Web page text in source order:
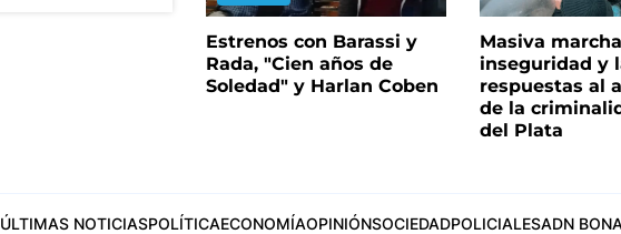
Estrenos con Barassi y
Rada, "Cien años de
Soledad" y Harlan Coben
Masiva
inseguridad y
respuestas al
de la
del Plata
ÚLTIMAS NOTICIASPOLÍTICAECONOMÍAOPINIÓNSOCIEDADPOLICIALESADN